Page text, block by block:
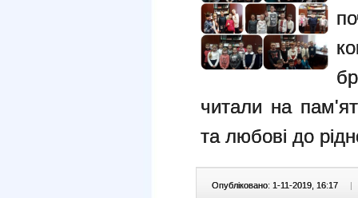
читали на
та любові до
Опубліковано: 1-11-2019, 16:17 |